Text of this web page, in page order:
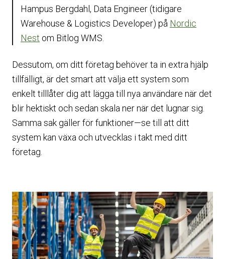
Hampus Bergdahl, Data Engineer (tidigare
Warehouse & Logistics Developer) på Nordic
Nest om Bitlog WMS.
Dessutom, om ditt företag behöver ta in extra hjälp
tillfälligt, är det smart att välja ett system som
enkelt tilllåter dig att lägga till nya användare när det
blir hektiskt och sedan skala ner när det lugnar sig.
Samma sak gäller för funktioner—se till att ditt
system kan växa och utvecklas i takt med ditt
företag.